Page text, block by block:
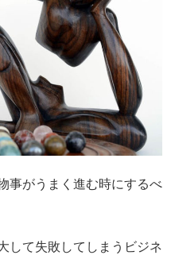
事がうまく進む時にするべ
して失敗してしまうビジネ